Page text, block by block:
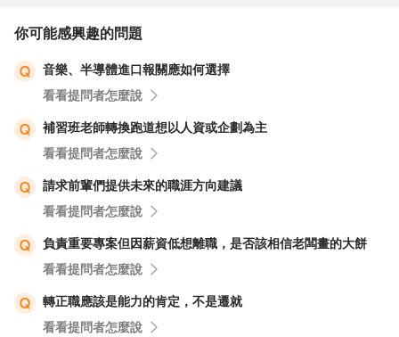
你可能感興趣的問題
音樂、半導體進口報關應如何選擇
看看提問者怎麼說
補習班老師轉換跑道想以人資或企劃為主
看看提問者怎麼說
請求前輩們提供未來的職涯方向建議
看看提問者怎麼說
負責重要專案但因薪資低想離職，是否該相信老闆畫的大餅
看看提問者怎麼說
轉正職應該是能力的肯定，不是遷就
看看提問者怎麼說